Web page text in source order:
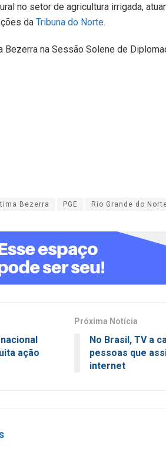
no setor de agricultura irrigada,
da Tribuna do Norte.
Bezerra na Sessão Solene de
Bezerra PGE Rio Grande do
ação
Próxima Notícia
No Brasil, TV a
pessoas que
internet